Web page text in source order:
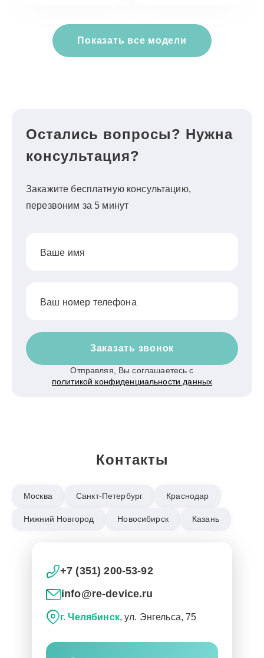
Показать все модели
Остались вопросы? Нужна
консультация?
Закажите бесплатную консультацию,
перезвоним за 5 минут
Ваше имя
Ваш номер телефона
Заказать звонок
Отправляя, Вы соглашаетесь с
политикой конфиденциальности данных
Контакты
Москва Санкт-Петербург Краснодар
Нижний Новгород Новосибирск Казань
+7 (351) 200-53-92
info@re-device.ru
г. Челябинск, ул. Энгельса, 75